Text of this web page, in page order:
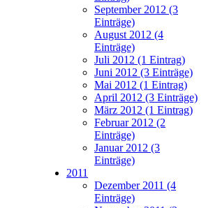
September 2012 (3
Einträge)
August 2012 (4
Einträge)
Juli 2012 (1 Eintrag)
Juni 2012 (3 Einträge)
Mai 2012 (1 Eintrag)
April 2012 (3 Einträge)
März 2012 (1 Eintrag)
Februar 2012 (2
Einträge)
Januar 2012 (3
Einträge)
2011
Dezember 2011 (4
Einträge)